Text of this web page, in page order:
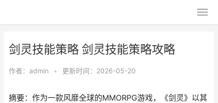
剑灵技能策略 剑灵技能策略攻略
作者： admin • 更新时间：2026-05-20
摘要：作为一款风靡全球的MMORPG游戏，《剑灵》以其